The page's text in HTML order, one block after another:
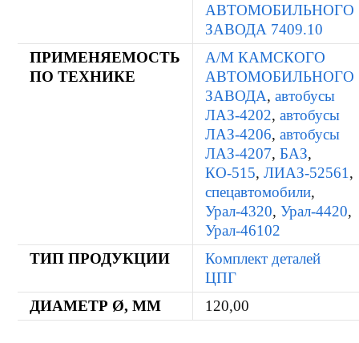
АВТОМОБИЛЬНОГО
ЗАВОДА 7409.10
ПРИМЕНЯЕМОСТЬ
ПО ТЕХНИКЕ
А/М КАМСКОГО
АВТОМОБИЛЬНОГО
ЗАВОДА,автобусы
ЛАЗ-4202,автобусы
ЛАЗ-4206,автобусы
ЛАЗ-4207,БАЗ,
КО-515,ЛИАЗ-52561 ,
спецавтомобили,
Урал-4320,Урал-4420,
Урал-46102
ТИП ПРОДУКЦИИ
Комплект деталей
ЦПГ
ДИАМЕТР Ø, ММ
120,00